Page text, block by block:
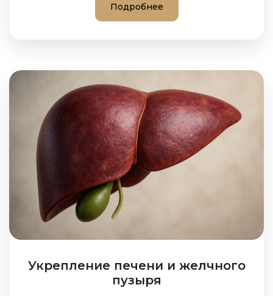
Подробнее
Укрепление печени и желчного
пузыря